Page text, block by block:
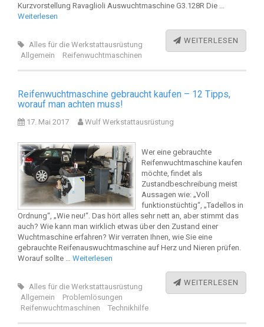
Kurzvorstellung Ravaglioli Auswuchtmaschine G3.128R Die …
Weiterlesen
WEITERLESEN
Alles für die Werkstattausrüstung
Allgemein
Reifenwuchtmaschinen
Reifenwuchtmaschine gebraucht kaufen – 12 Tipps,
worauf man achten muss!
17. Mai 2017 Wulf Werkstattausrüstung
Wer eine gebrauchte
Reifenwuchtmaschine kaufen
möchte, findet als
Zustandbeschreibung meist
Aussagen wie: „Voll
funktionstüchtig“, „Tadellos in
Ordnung“, „Wie neu!“. Das hört alles sehr nett an, aber stimmt das
auch? Wie kann man wirklich etwas über den Zustand einer
Wuchtmaschine erfahren? Wir verraten Ihnen, wie Sie eine
gebrauchte Reifenauswuchtmaschine auf Herz und Nieren prüfen.
Worauf sollte … Weiterlesen
WEITERLESEN
Alles für die Werkstattausrüstung
Allgemein
Problemlösungen
Reifenwuchtmaschinen
Technikhilfe